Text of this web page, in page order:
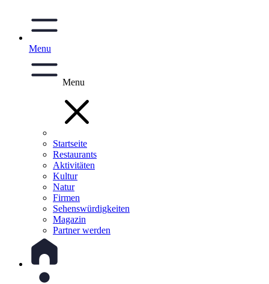
Menu
Menu
Startseite
Restaurants
Aktivitäten
Kultur
Natur
Firmen
Sehenswürdigkeiten
Magazin
Partner werden